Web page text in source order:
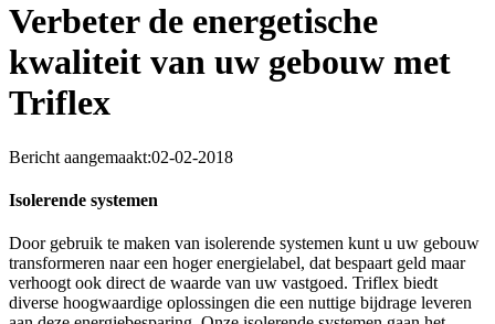
Verbeter de energetische
kwaliteit van uw gebouw met
Triflex
Bericht aangemaakt:02-02-2018
Isolerende systemen
Door gebruik te maken van isolerende systemen kunt u uw gebouw
transformeren naar een hoger energielabel, dat bespaart geld maar
verhoogt ook direct de waarde van uw vastgoed. Triflex biedt
diverse hoogwaardige oplossingen die een nuttige bijdrage leveren